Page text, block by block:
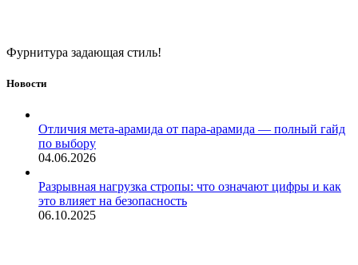
Фурнитура задающая стиль!
Новости
Отличия мета-арамида от пара-арамида — полный гайд
по выбору
04.06.2026
Разрывная нагрузка стропы: что означают цифры и как
это влияет на безопасность
06.10.2025